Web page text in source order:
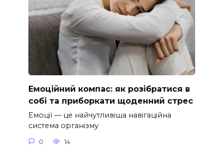
Емоційний компас: як розібратися в
собі та приборкати щоденний стрес
Емоції — це найчутливіша навігаційна
система організму
0 14